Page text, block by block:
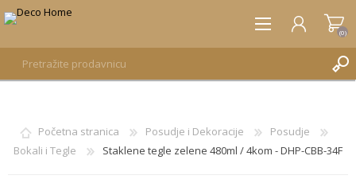
REGISTRUJTE SE
PRIJAVA
(0)
Početna stranica Posudje i Dekoracije
Posudje
Bokali i Tegle
Staklene tegle zelene 480ml / 4kom - DHP-CBB-34F